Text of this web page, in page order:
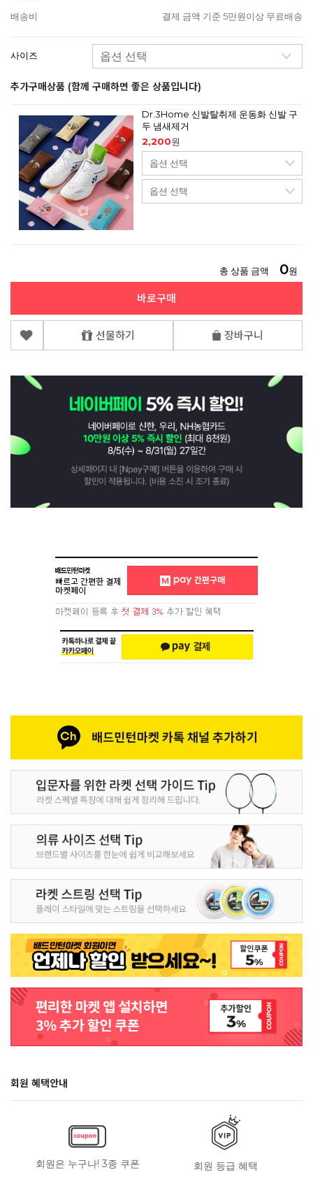
배송비 결제 금액 기준 5만원이상 무료배송
사이즈
추가구매상품 (함께 구매하면 좋은 상품입니다)
Dr.3Home 신발탈취제 운동화 신발 구
두 냄새제거
2,200원
총 상품 금액 0원
바로구매
선물하기 장바구니
회원 혜택안내
회원은 누구나! 3종 쿠폰 회원 등급 혜택